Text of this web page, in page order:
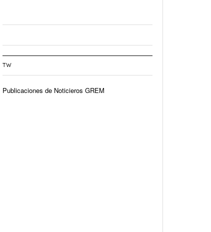
TW
Publicaciones de Noticieros GREM